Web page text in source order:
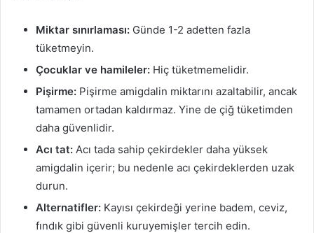
Miktar sınırlaması: Günde 1-2 adetten fazla
tüketmeyin.
Çocuklar ve hamileler: Hiç tüketmemelidir.
Pişirme: Pişirme amigdalin miktarını azaltabilir, ancak
tamamen ortadan kaldırmaz. Yine de çiğ tüketimden
daha güvenlidir.
Acı tat: Acı tada sahip çekirdekler daha yüksek
amigdalin içerir; bu nedenle acı çekirdeklerden uzak
durun.
Alternatifler: Kayısı çekirdeği yerine badem, ceviz,
fındık gibi güvenli kuruyemişler tercih edin.